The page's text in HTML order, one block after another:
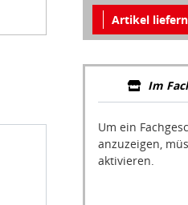
Artikel
Im
Um ein
anzuzeigen,
aktivieren.